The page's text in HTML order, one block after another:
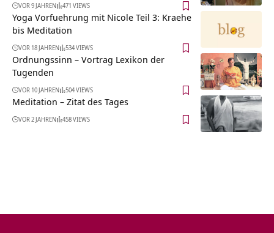
VOR 9 JAHREN 471 VIEWS
Yoga Vorfuehrung mit Nicole Teil 3: Kraehe
bis Meditation
VOR 18 JAHREN 534 VIEWS
Ordnungssinn – Vortrag Lexikon der
Tugenden
VOR 10 JAHREN 504 VIEWS
Meditation – Zitat des Tages
VOR 2 JAHREN 458 VIEWS